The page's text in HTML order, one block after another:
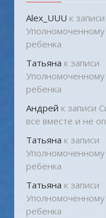
Alex_UUU к записи
ребенка
Татьяна к записи
ребенка
Андрей к записи
все вместе и не
Татьяна к записи
ребенка
Татьяна к записи
ребенка